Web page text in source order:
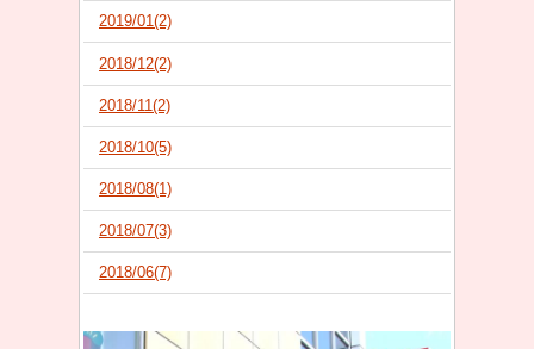
2019/01(2)
2018/12(2)
2018/11(2)
2018/10(5)
2018/08(1)
2018/07(3)
2018/06(7)